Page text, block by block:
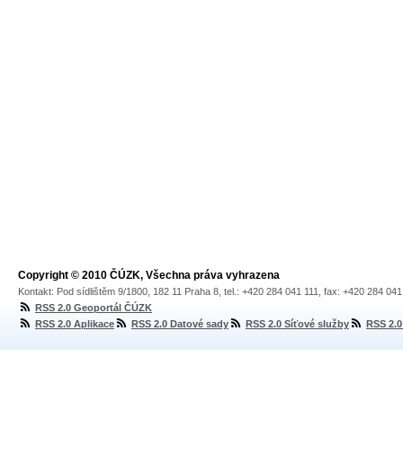
Copyright © 2010 ČÚZK, Všechna práva vyhrazena
Kontakt: Pod sídlištěm 9/1800, 182 11 Praha 8, tel.: +420 284 041 111, fax: +420 284
RSS 2.0 Geoportál ČÚZK
RSS 2.0 Aplikace
RSS 2.0 Datové sady RSS 2.0 Síťové služby RSS